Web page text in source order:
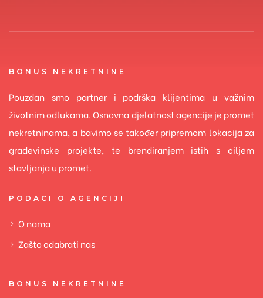
BONUS NEKRETNINE
Pouzdan smo partner i podrška klijentima u važnim
životnim odlukama. Osnovna djelatnost agencije je promet
nekretninama, a bavimo se također pripremom lokacija za
građevinske projekte, te brendiranjem istih s ciljem
stavljanja u promet.
PODACI O AGENCIJI
O nama
Zašto odabrati nas
BONUS NEKRETNINE